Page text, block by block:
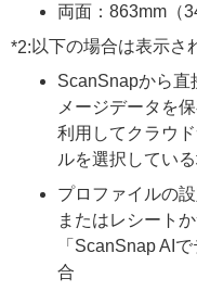
両面：863mm（
*2: 以下の場合は表示さ
ScanSnapから直
メージデータを
利用してクラウ
ルを選択してい
プロファイルの
またはレシート
「ScanSnap AI
合